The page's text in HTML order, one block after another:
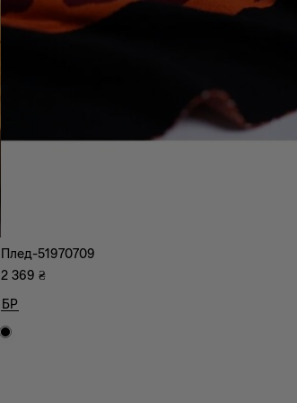
Плед-51970709
2 369 ₴
БР